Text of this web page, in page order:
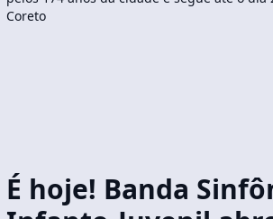
Coreto
É hoje! Banda